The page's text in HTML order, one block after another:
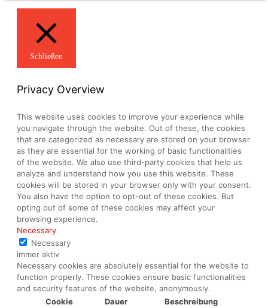
Schließen
Privacy Overview
This website uses cookies to improve your experience while
you navigate through the website. Out of these, the cookies
that are categorized as necessary are stored on your browser
as they are essential for the working of basic functionalities
of the website. We also use third-party cookies that help us
analyze and understand how you use this website. These
cookies will be stored in your browser only with your consent.
You also have the option to opt-out of these cookies. But
opting out of some of these cookies may affect your
browsing experience.
Necessary
Necessary
immer aktiv
Necessary cookies are absolutely essential for the website to
function properly. These cookies ensure basic functionalities
and security features of the website, anonymously.
Cookie
Dauer Beschreibung